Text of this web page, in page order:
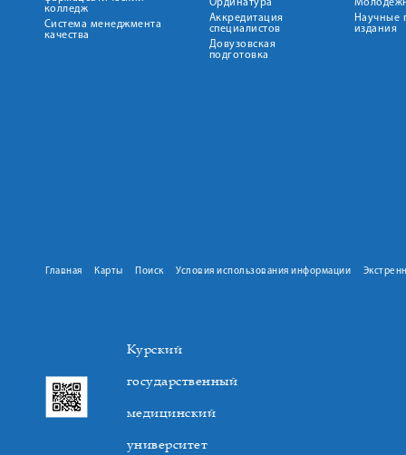
колледж
Система менеджмента
качества
Ординатура
Аккредитация
специалистов
Довузовская
подготовка
Научные
издания
Главная Карты Поиск Условия использования информации
Курский
государственный
медицинский
университет